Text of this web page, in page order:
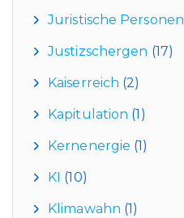
Juristische Personen
Justizschergen (17)
Kaiserreich (2)
Kapitulation (1)
Kernenergie (1)
KI (10)
Klimawahn (1)